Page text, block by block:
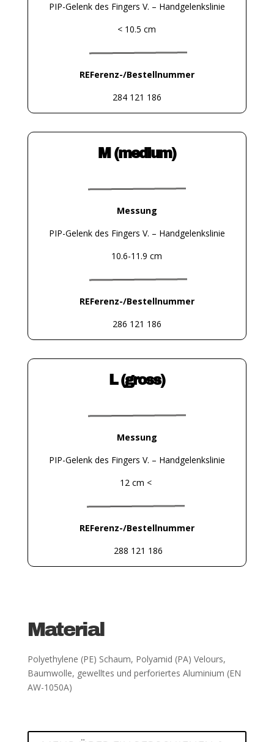
PIP-Gelenk des Fingers V. – Handgelenkslinie
< 10.5 cm
REFerenz-/Bestellnummer
284 121 186
M (medium)
Messung
PIP-Gelenk des Fingers V. – Handgelenkslinie
10.6-11.9 cm
REFerenz-/Bestellnummer
286 121 186
L (gross)
Messung
PIP-Gelenk des Fingers V. – Handgelenkslinie
12 cm <
REFerenz-/Bestellnummer
288 121 186
Material
Polyethylene (PE) Schaum, Polyamid (PA) Velours,
Baumwolle, gewelltes und perforiertes Aluminium (EN
AW-1050A)